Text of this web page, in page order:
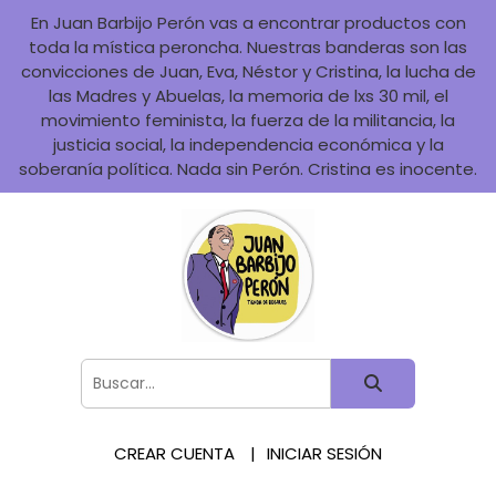
En Juan Barbijo Perón vas a encontrar productos con
toda la mística peroncha. Nuestras banderas son las
convicciones de Juan, Eva, Néstor y Cristina, la lucha de
las Madres y Abuelas, la memoria de lxs 30 mil, el
movimiento feminista, la fuerza de la militancia, la
justicia social, la independencia económica y la
soberanía política. Nada sin Perón. Cristina es inocente.
CREAR CUENTA INICIAR SESIÓN